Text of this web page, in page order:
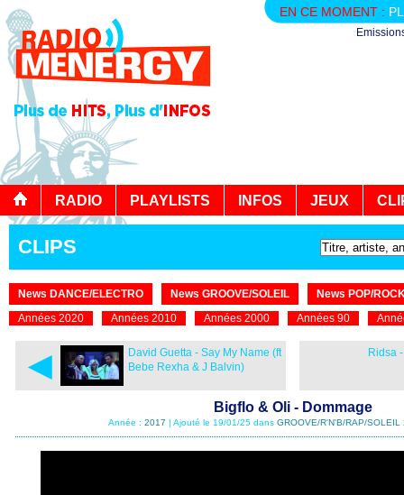
EN CE MOMENT :
RADIO PLAYLISTS INFOS JEUX
CLIPS
News DANCE/ELECTRO News GROOVE/SOLEIL
News POP/
Années 2020
Années 2010 Années 2000 Années 90
◄
David Guetta - Say My Name (ft
Bebe Rexha & J Balvin)
Ridsa
Bigflo & Oli - Dommage
Année : 2017 | Ajouté le 19/01/25 dans GROOVE/R'N'B/RAP/SOLEIL